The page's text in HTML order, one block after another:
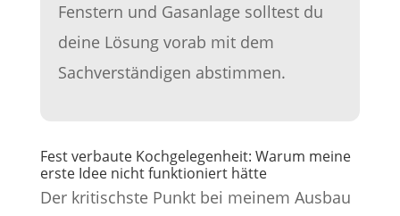
Fenstern und Gasanlage solltest du
deine Lösung vorab mit dem
Sachverständigen abstimmen.
Fest verbaute Kochgelegenheit: Warum meine
erste Idee nicht funktioniert hätte
Der kritischste Punkt bei meinem Ausbau